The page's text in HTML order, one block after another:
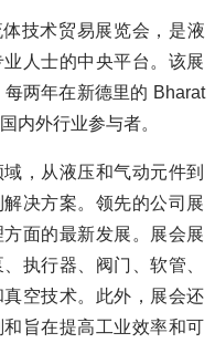
技术贸易展览会，是液
人士的中央平台。该展
两年在新德里的 Bharat
内外行业参与者。
，从液压和气动元件到
决方案。领先的公司展
面的最新发展。展会展
执行器、阀门、软管、
空技术。此外，展会还
旨在提高工业效率和可